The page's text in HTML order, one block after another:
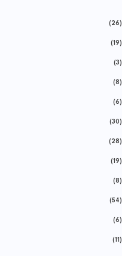
(26)
(19)
(3)
(8)
(6)
(30)
(28)
(19)
(8)
(54)
(6)
(11)